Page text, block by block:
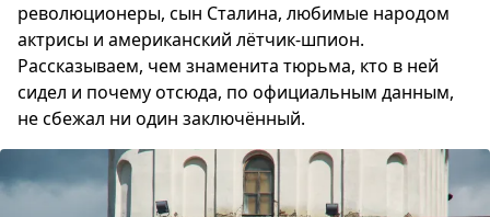
революционеры, сын Сталина, любимые народом
актрисы и американский лётчик-шпион.
Рассказываем, чем знаменита тюрьма, кто в ней
сидел и почему отсюда, по официальным данным,
не сбежал ни один заключённый.